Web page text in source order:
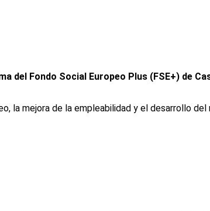
del Fondo Social Europeo Plus (FSE+) de
la mejora de la empleabilidad y el desarrollo del